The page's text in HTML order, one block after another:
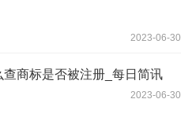
2023-06-30
商标是否被注册_每日简讯
2023-06-30